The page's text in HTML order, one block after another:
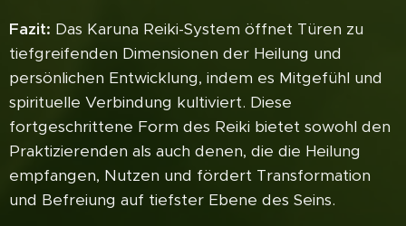
Fazit: Das Karuna Reiki-System öffnet Türen zu
tiefgreifenden Dimensionen der Heilung und
persönlichen Entwicklung, indem es Mitgefühl und
spirituelle Verbindung kultiviert. Diese
fortgeschrittene Form des Reiki bietet sowohl den
Praktizierenden als auch denen, die die Heilung
empfangen, Nutzen und fördert Transformation
und Befreiung auf tiefster Ebene des Seins.